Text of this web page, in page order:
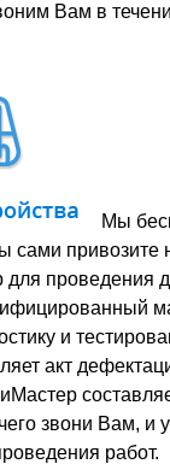
Вам в
Мы
сами привозите
проведения
и
акт
Мастер
звони Вам, и
работ.